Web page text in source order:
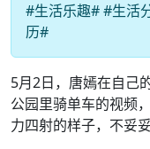
#生活乐趣# #生活
历#
5月2日，唐嫣在自己
公园里骑单车的视频
力四射的样子，不妥